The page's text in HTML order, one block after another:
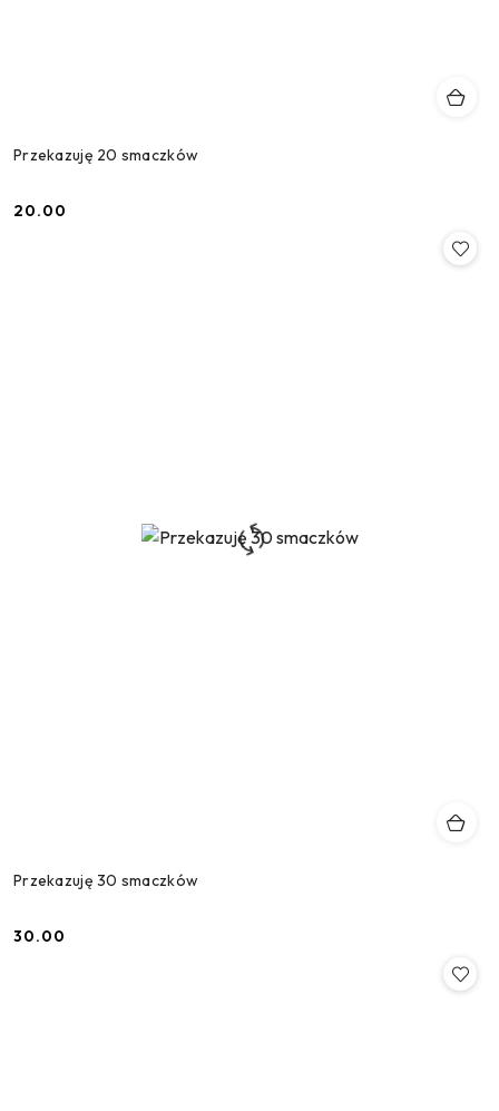
Przekazuję 20 smaczków
Cena:
20.00
Przekazuję 30 smaczków
Cena:
30.00